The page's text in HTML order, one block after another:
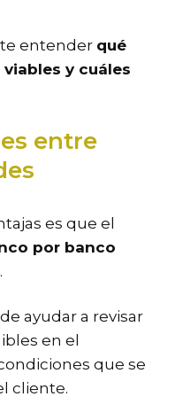
entender qué
y cuáles
entre
es que el
por banco
.
ayudar a revisar
en el
que se
cliente.